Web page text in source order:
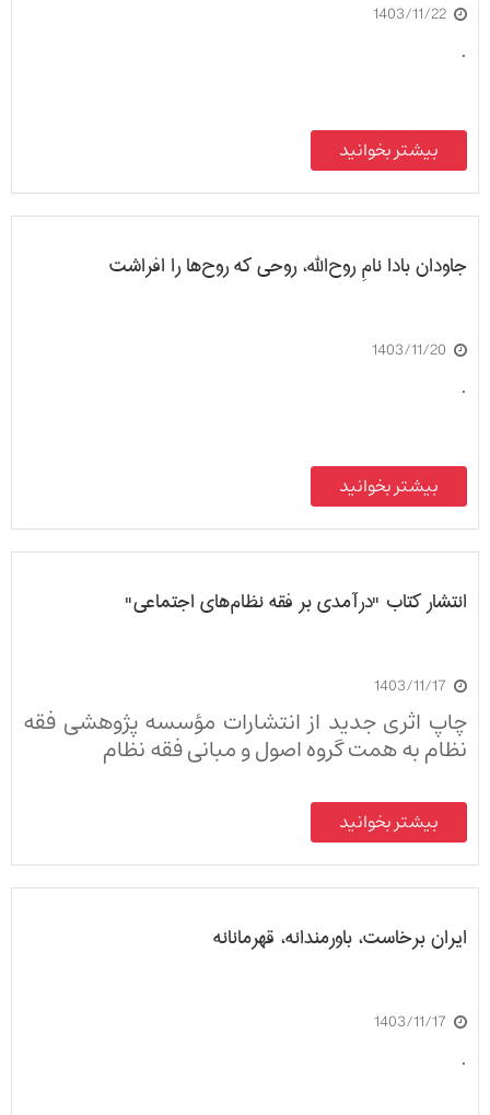
1403/11/22
.
بیشتر بخوانید
جاودان بادا نامِ روح‌الله، روحی که روح‌ها را افراشت
1403/11/20
.
بیشتر بخوانید
انتشار کتاب "درآمدی بر فقه نظام‌های اجتماعی"
1403/11/17
چاپ اثری جدید از انتشارات مؤسسه پژوهشی فقه
نظام به همت گروه اصول و مبانی فقه نظام
بیشتر بخوانید
ایران برخاست، باورمندانه، قهرمانانه
1403/11/17
.